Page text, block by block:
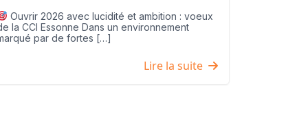
Ouvrir 2026 avec lucidité et ambition : voeux
la CCI Essonne Dans un environnement
par de fortes […]
Lire la suite